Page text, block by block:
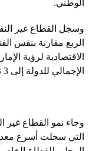
الوطني.
الإجمالي للدولة إلى 3 تريليون درهم بحلول العقد المقبل.
وجاء نمو القطاع غير